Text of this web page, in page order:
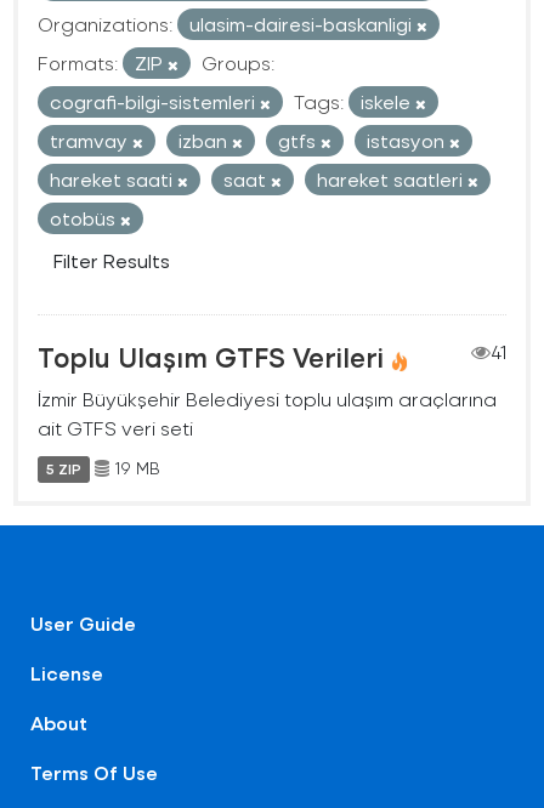
Organizations:
ulasim-dairesi-baskanligi
Formats:
ZIP
Groups:
cografi-bilgi-sistemleri
Tags:
iskele
tramvay
izban gtfs
istasyon
hareket saati
saat
hareket saatleri
otobüs
Filter Results
Toplu Ulaşım GTFS Verileri
41
İzmir Büyükşehir Belediyesi toplu ulaşım araçlarına
ait GTFS veri seti
5 ZIP 19 MB
User Guide
License
About
Terms Of Use